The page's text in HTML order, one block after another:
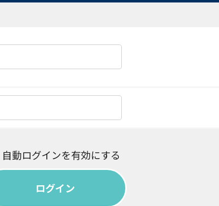
自動ログインを有効にする